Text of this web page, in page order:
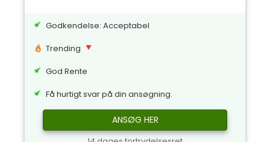
Godkendelse: Acceptabel
Trending
God Rente
Få hurtigt svar på din ansøgning.
ANSØG HER